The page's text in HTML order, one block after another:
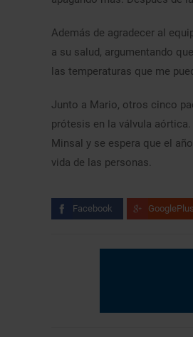
Además de agradecer al
a su salud, argumentando
las temperaturas que me
Junto a Mario, otros cinco
prótesis en la válvula
Minsal y se espera que el
vida de las personas.
Facebook GooglePlus